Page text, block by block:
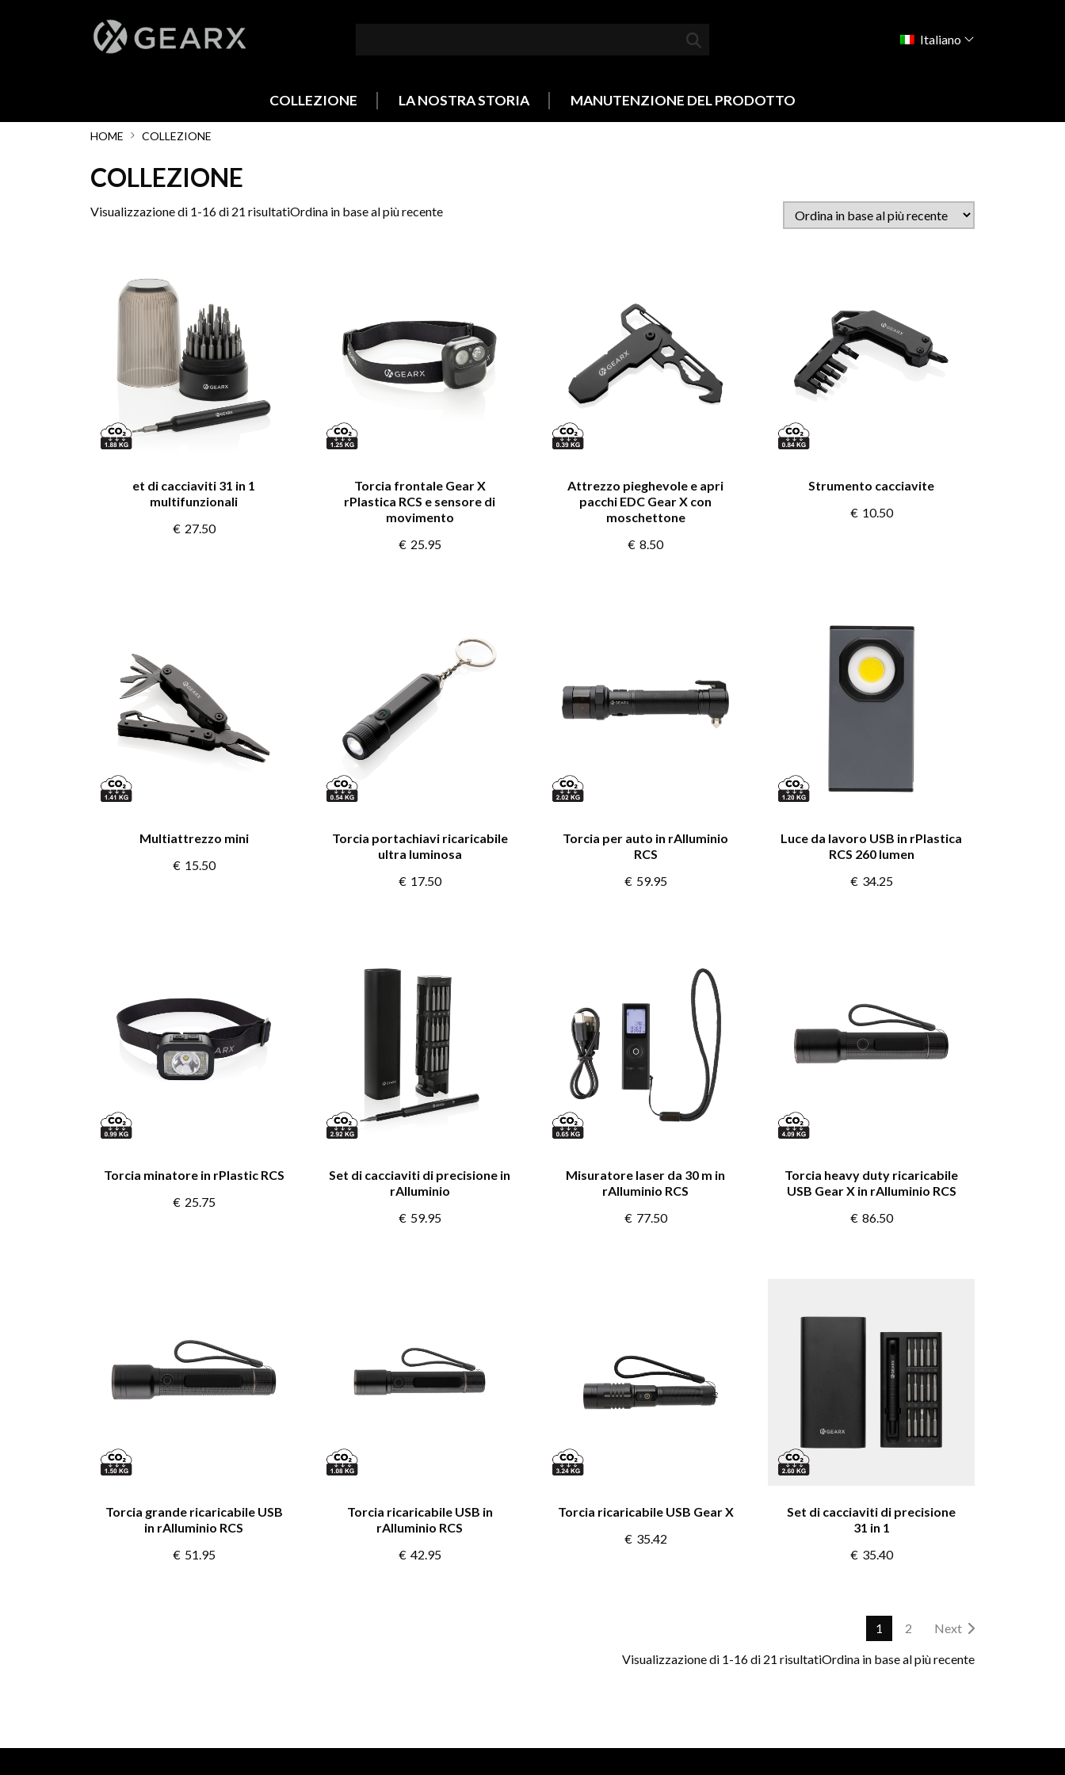
Italiano
COLLEZIONE LA NOSTRA STORIA MANUTENZIONE DEL PRODOTTO
HOME COLLEZIONE
COLLEZIONE
Visualizzazione di 1-16 di 21 risultatiOrdina in base al più recente
et di cacciaviti 31 in 1
multifunzionali
€ 27.50
Torcia frontale Gear X
rPlastica RCS e sensore di
movimento
€ 25.95
Attrezzo pieghevole e apri
pacchi EDC Gear X con
moschettone
€ 8.50
Strumento cacciavite
€ 10.50
Multiattrezzo mini
€ 15.50
Torcia portachiavi ricaricabile
ultra luminosa
€ 17.50
Torcia per auto in rAlluminio
RCS
€ 59.95
Luce da lavoro USB in rPlastica
RCS 260 lumen
€ 34.25
Torcia minatore in rPlastic RCS
€ 25.75
Set di cacciaviti di precisione in
rAlluminio
€ 59.95
Misuratore laser da 30 m in
rAlluminio RCS
€ 77.50
Torcia heavy duty ricaricabile
USB Gear X in rAlluminio RCS
€ 86.50
Torcia grande ricaricabile USB
in rAlluminio RCS
€ 51.95
Torcia ricaricabile USB in
rAlluminio RCS
€ 42.95
Torcia ricaricabile USB Gear X
€ 35.42
Set di cacciaviti di precisione
31 in 1
€ 35.40
1 2 Next
Visualizzazione di 1-16 di 21 risultatiOrdina in base al più recente